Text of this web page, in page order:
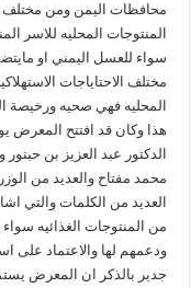
محافظات اليمن ومن مختلف
المنتوجات المحليه للاسر
سواء للعسل اليمني او
مختلف الاحتاياجات
المحليه فهي صحيه ورخيصة
هذا وكان قد افتتح
الدكتور عبد العزيز بن
محمد مفتاح والعديد من
العديد من الكلمات والتي
من المنتوجات الغذائيه
ودعمهم لها والاعتماد على
جدير بالذكر ان المعرض